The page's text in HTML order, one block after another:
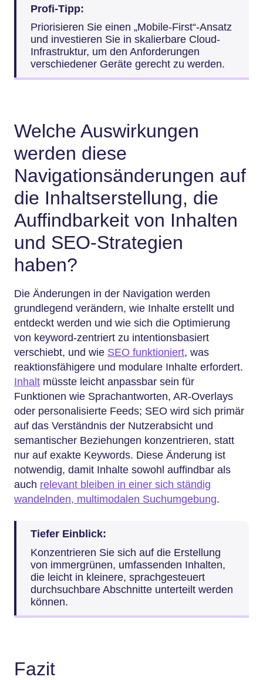
Profi-Tipp:
Priorisieren Sie einen „Mobile-First“-Ansatz
und investieren Sie in skalierbare Cloud-
Infrastruktur, um den Anforderungen
verschiedener Geräte gerecht zu werden.
Welche Auswirkungen
werden diese
Navigationsänderungen auf
die Inhaltserstellung, die
Auffindbarkeit von Inhalten
und SEO-Strategien
haben?
Die Änderungen in der Navigation werden
grundlegend verändern, wie Inhalte erstellt und
entdeckt werden und wie sich die Optimierung
von keyword-zentriert zu intentionsbasiert
verschiebt, und wie SEO funktioniert, was
reaktionsfähigere und modulare Inhalte erfordert.
Inhalt müsste leicht anpassbar sein für
Funktionen wie Sprachantworten, AR-Overlays
oder personalisierte Feeds; SEO wird sich primär
auf das Verständnis der Nutzerabsicht und
semantischer Beziehungen konzentrieren, statt
nur auf exakte Keywords. Diese Änderung ist
notwendig, damit Inhalte sowohl auffindbar als
auch relevant bleiben in einer sich ständig
wandelnden, multimodalen Suchumgebung.
Tiefer Einblick:
Konzentrieren Sie sich auf die Erstellung
von immergrünen, umfassenden Inhalten,
die leicht in kleinere, sprachgesteuert
durchsuchbare Abschnitte unterteilt werden
können.
Fazit